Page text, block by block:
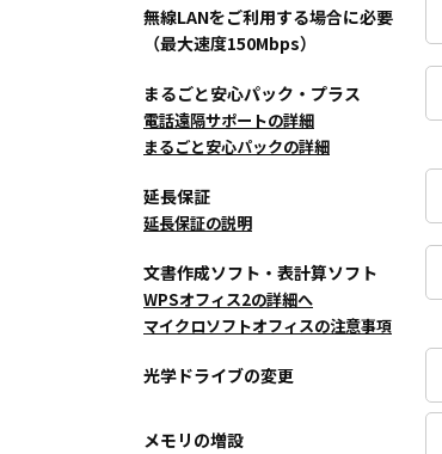
無線LANをご利用する場合に必要
（最大速度150Mbps）
まるごと安心パック・プラス
電話遠隔サポートの詳細
まるごと安心パックの詳細
延長保証
延長保証の説明
文書作成ソフト・表計算ソフト
WPSオフィス2の詳細へ
マイクロソフトオフィスの注意事項
光学ドライブの変更
メモリの増設